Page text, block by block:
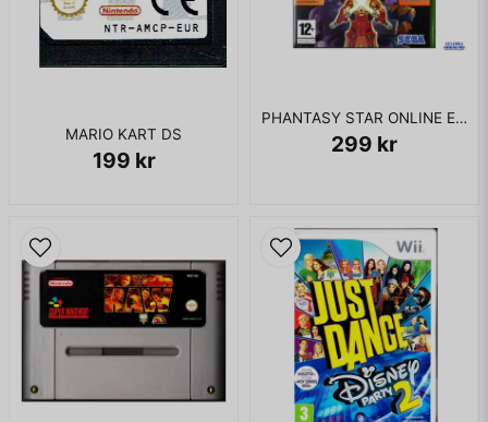
MARIO KART DS
199 kr
PHANTASY STAR ONLINE EPISODE I & II XBOX
299 kr